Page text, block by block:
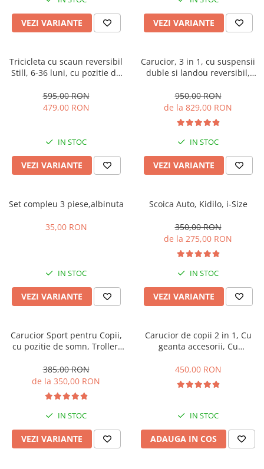
Bluze, pieptarase, mentite
Ciorapi
Pantaloni de exterior
Bluze si pulovere
Hainute bumbac organic
Bluze, pieptarase, mentite
Pantaloni de exterior
Bluze si pulovere
Babetele
Cos depozitare jucarii
Jocuri educative si de societate
Mingii
Jucarii gonflabile
Jucarii de nisip
Trotinete si biciclete
Carucioare papusi
Incaltaminte de panza
VEZI VARIANTE VEZI VARIANTE
Tricicleta cu scaun reversibil
Still, 6-36 luni, cu pozitie de
cu lumini si muzica, SL07
595,00 RON
479,00 RON
IN STOC
VEZI VARIANTE
Carucior, 3 in 1, cu suspensii
duble si landou reversibil,
luni - 3 ani, Original L-Sun
950,00 RON
de la 829,00 RON
IN STOC
VEZI VARIANTE
Set compleu 3 piese,albinuta
35,00 RON
IN STOC
VEZI VARIANTE
Scoica Auto, Kidilo, i-Size
350,00 RON
de la 275,00 RON
IN STOC
VEZI VARIANTE
Carucior Sport pentru Copii,
cu pozitie de somn, Troller,
Tehnologia inovatoare One-
Hand Folding
385,00 RON
de la 350,00 RON
IN STOC
VEZI VARIANTE
Carucior de copii 2 in 1, Cu
geanta accesorii, Cu
Pliabil ergonomic, Belecoo,
roz
450,00 RON
IN STOC
ADAUGA IN COS